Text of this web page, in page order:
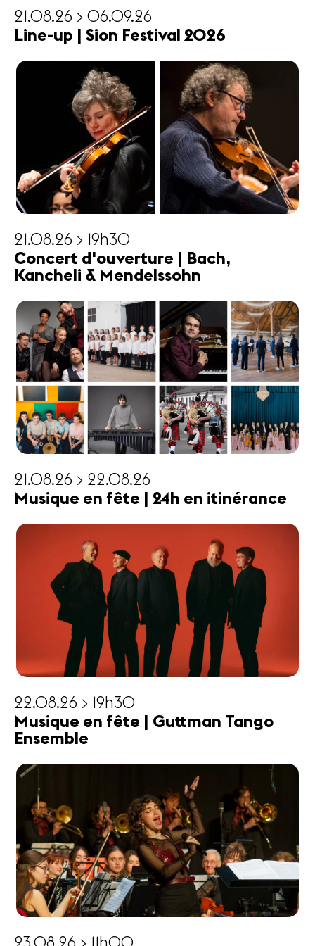
21.08.26 > 06.09.26
Line-up | Sion Festival 2026
21.08.26 > 19h30
Concert d'ouverture | Bach,
Kancheli & Mendelssohn
21.08.26 > 22.08.26
Musique en fête | 24h en itinérance
22.08.26 > 19h30
Musique en fête | Guttman Tango
Ensemble